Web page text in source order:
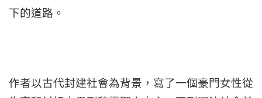
下的道路。
作者以古代封建社會為背景，寫了一個豪門女性從